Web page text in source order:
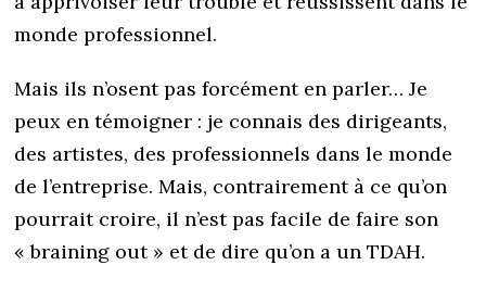
monde professionnel.
Mais ils n’osent pas forcément en parler… Je
peux en témoigner : je connais des dirigeants,
des artistes, des professionnels dans le monde
de l’entreprise. Mais, contrairement à ce qu’on
pourrait croire, il n’est pas facile de faire son
« braining out » et de dire qu’on a un TDAH.